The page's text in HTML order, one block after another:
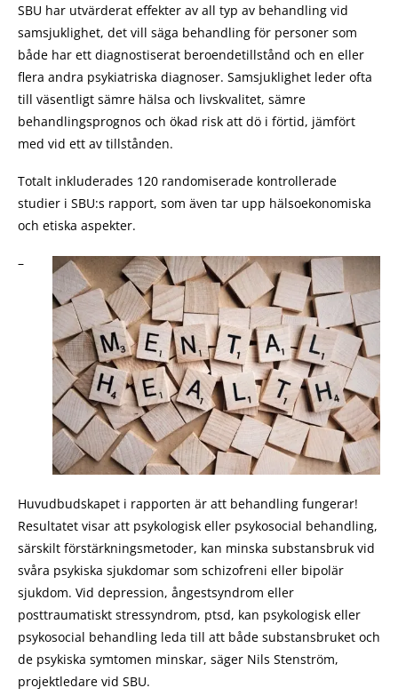
SBU har utvärderat effekter av all typ av behandling vid
samsjuklighet, det vill säga behandling för personer som
både har ett diagnostiserat beroendetillstånd och en eller
flera andra psykiatriska diagnoser. Samsjuklighet leder ofta
till väsentligt sämre hälsa och livskvalitet, sämre
behandlingsprognos och ökad risk att dö i förtid, jämfört
med vid ett av tillstånden.
Totalt inkluderades 120 randomiserade kontrollerade
studier i SBU:s rapport, som även tar upp hälsoekonomiska
och etiska aspekter.
–
Huvudbudskapet i rapporten är att behandling fungerar!
Resultatet visar att psykologisk eller psykosocial behandling,
särskilt förstärkningsmetoder, kan minska substansbruk vid
svåra psykiska sjukdomar som schizofreni eller bipolär
sjukdom. Vid depression, ångestsyndrom eller
posttraumatiskt stressyndrom, ptsd, kan psykologisk eller
psykosocial behandling leda till att både substansbruket och
de psykiska symtomen minskar, säger Nils Stenström,
projektledare vid SBU.